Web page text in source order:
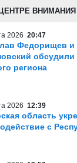
ВНИМАНИЯ
2026 20:47
Федорищев и
обсудили
региона
2026 12:39
область
с